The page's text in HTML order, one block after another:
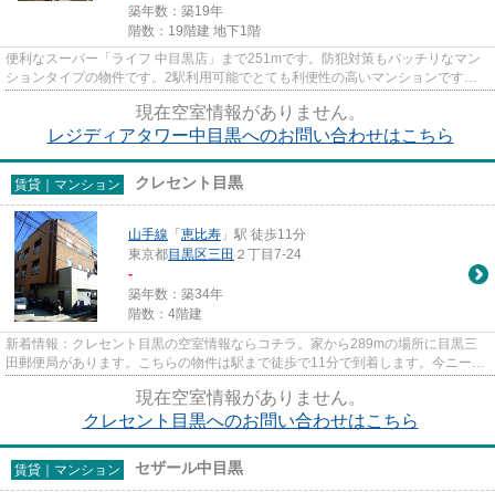
築年数：築19年
階数：19階建 地下1階
便利なスーパー「ライフ 中目黒店」まで251mです。防犯対策もバッチリなマン
ションタイプの物件です。2駅利用可能でとても利便性の高いマンションです。
現在空室情報がありません。
レジディアタワー中目黒へのお問い合わせはこちら
賃貸｜マンション クレセント目黒
山手線 「 恵比寿 」駅 徒歩11分
東京都目黒区三田 ２丁目7-24
-
築年数：築34年
階数：4階建
新着情報：クレセント目黒の空室情報ならコチラ。家から289mの場所に目黒三
田郵便局があります。こちらの物件は駅まで徒歩で11分で到着します。今ニーズ
現在空室情報がありません。
クレセント目黒へのお問い合わせはこちら
賃貸｜マンション セザール中目黒